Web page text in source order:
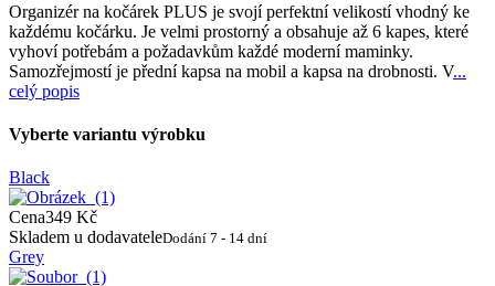
Organizér na kočárek PLUS je svojí perfektní velikostí vhodný ke
každému kočárku. Je velmi prostorný a obsahuje až 6 kapes, které
vyhoví potřebám a požadavkům každé moderní maminky.
Samozřejmostí je přední kapsa na mobil a kapsa na drobnosti. V...
celý popis
Vyberte variantu výrobku
Black
Cena349 Kč
Skladem u dodavateleDodání 7 - 14 dní
Grey